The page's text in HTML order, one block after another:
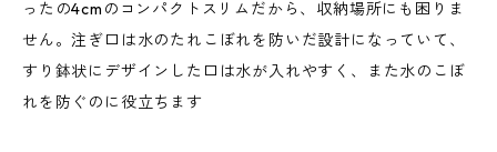
ったの4cmのコンパクトスリムだから、収納場所にも困りま
せん。注ぎ口は水のたれこぼれを防いだ設計になっていて、
すり鉢状にデザインした口は水が入れやすく、また水のこぼ
れを防ぐのに役立ちます